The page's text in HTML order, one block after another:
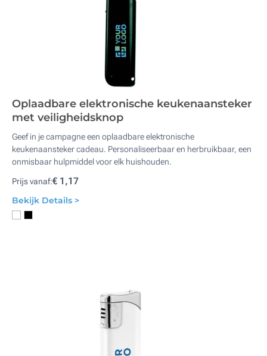
Oplaadbare elektronische keukenaansteker
met veiligheidsknop
Geef in je campagne een oplaadbare elektronische
keukenaansteker cadeau. Personaliseerbaar en herbruikbaar, een
onmisbaar hulpmiddel voor elk huishouden.
Prijs vanaf:€ 1,17
Bekijk Details >